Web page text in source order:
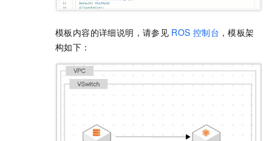
模板内容的详细说明，请参见 ROS 控制台 ，模板架
构如下：